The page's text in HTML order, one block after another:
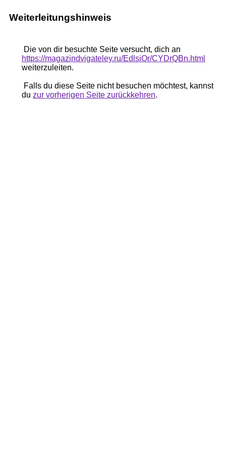
Weiterleitungshinweis
Die von dir besuchte Seite versucht, dich an
https://magazindvigateley.ru/EdlsiOr/CYDrQBn.html
weiterzuleiten.
Falls du diese Seite nicht besuchen möchtest, kannst
du zur vorherigen Seite zurückkehren.